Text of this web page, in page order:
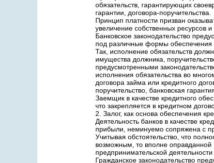
обязательств, гарантирующих
гарантии, договора-поручительства.
Принцип платности призван
увеличение собственных ресурсов
Банковское законодательство
под различные формы обеспечения
Так, исполнение обязательств
имущества должника,
предусмотренными
исполнения обязательства во
договора займа или кредитного
поручительство, банковская
Заемщик в качестве кредитного
что закрепляется в кредитном
2. Залог, как основа обеспечения
Деятельность банков в качестве
прибыли, неминуемо сопряжена с
Учитывая обстоятельство, что
возможным, то вполне оправданной
предпринимательской
Гражданское законодательство